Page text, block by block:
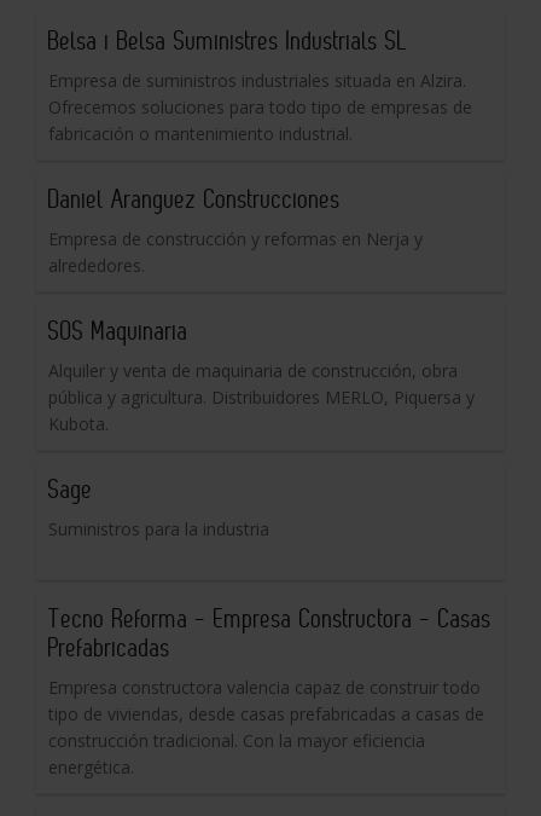
Belsa i Belsa Suministres Industrials SL
Empresa de suministros industriales situada en Alzira.
Ofrecemos soluciones para todo tipo de empresas de
fabricación o mantenimiento industrial.
Daniel Aranguez Construcciones
Empresa de construcción y reformas en Nerja y
alrededores.
SOS Maquinaria
Alquiler y venta de maquinaria de construcción, obra
pública y agricultura. Distribuidores MERLO, Piquersa y
Kubota.
Sage
Suministros para la industria
Tecno Reforma - Empresa Constructora - Casas
Prefabricadas
Empresa constructora valencia capaz de construir todo
tipo de viviendas, desde casas prefabricadas a casas de
construcción tradicional. Con la mayor eficiencia
energética.